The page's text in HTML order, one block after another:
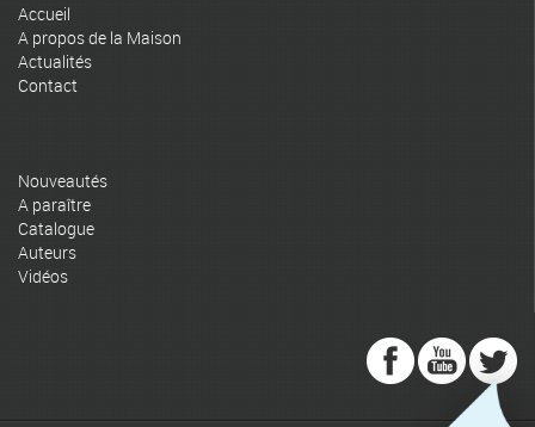
Accueil
A propos de la Maison
Actualités
Contact
Nouveautés
A paraître
Catalogue
Auteurs
Vidéos